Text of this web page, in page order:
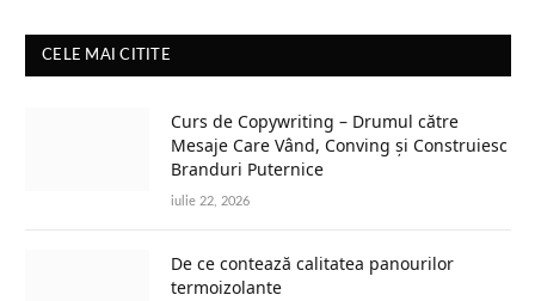
CELE MAI CITITE
Curs de Copywriting – Drumul către
Mesaje Care Vând, Conving și Construiesc
Branduri Puternice
iulie 22, 2026
De ce contează calitatea panourilor
termoizolante